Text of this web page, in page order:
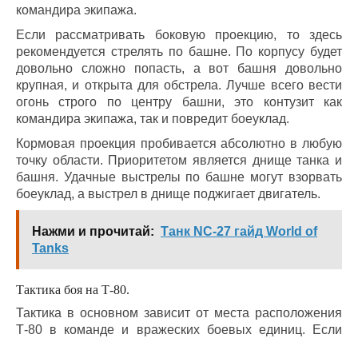
командира экипажа.
Если рассматривать боковую проекцию, то здесь
рекомендуется стрелять по башне. По корпусу будет
довольно сложно попасть, а вот башня довольно
крупная, и открыта для обстрела. Лучше всего вести
огонь строго по центру башни, это контузит как
командира экипажа, так и повредит боеуклад.
Кормовая проекция пробивается абсолютно в любую
точку области. Приоритетом является днище танка и
башня. Удачные выстрелы по башне могут взорвать
боеуклад, а выстрел в днище поджигает двигатель.
Нажми и прочитай: Танк NC-27 гайд World of
Tanks
Тактика боя на Т-80.
Тактика в основном зависит от места расположения
Т-80 в команде и вражеских боевых единиц. Если